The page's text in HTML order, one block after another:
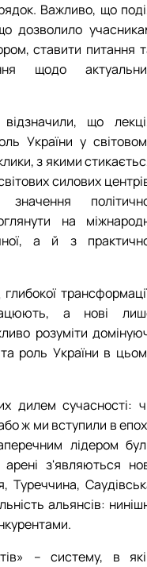
Важливо, що
дозволило
ставити питання
щодо
відзначили, що
України у
з якими
силових
на
а й з
а нові
розуміти
роль України в
дилем сучасності:
ж ми вступили в
лідером
з'являються
Туреччина,
альянсів:
– систему, в